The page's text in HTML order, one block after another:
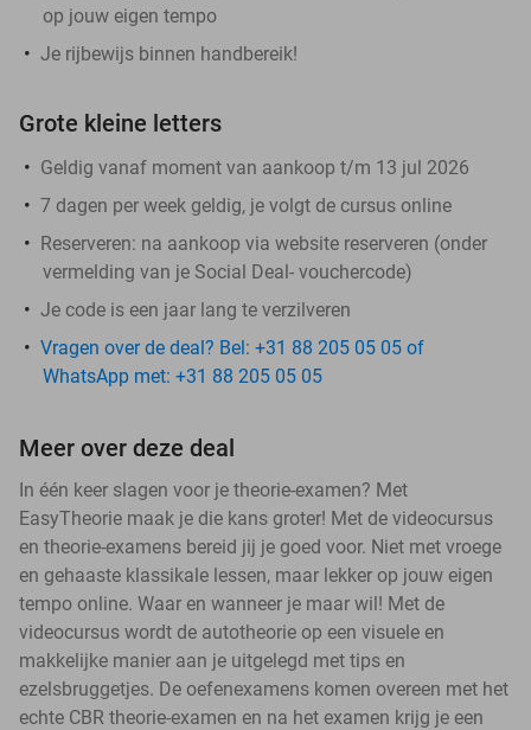
op jouw eigen tempo
Je rijbewijs binnen handbereik!
Grote kleine letters
Geldig vanaf moment van aankoop t/m 13 jul 2026
7 dagen per week geldig, je volgt de cursus online
Reserveren: na aankoop via website reserveren (onder
vermelding van je Social Deal- vouchercode)
Je code is een jaar lang te verzilveren
Vragen over de deal? Bel: +31 88 205 05 05 of
WhatsApp met: +31 88 205 05 05
Meer over deze deal
In één keer slagen voor je theorie-examen? Met
EasyTheorie maak je die kans groter! Met de videocursus
en theorie-examens bereid jij je goed voor. Niet met vroege
en gehaaste klassikale lessen, maar lekker op jouw eigen
tempo online. Waar en wanneer je maar wil! Met de
videocursus wordt de autotheorie op een visuele en
makkelijke manier aan je uitgelegd met tips en
ezelsbruggetjes. De oefenexamens komen overeen met het
echte CBR theorie-examen en na het examen krijg je een